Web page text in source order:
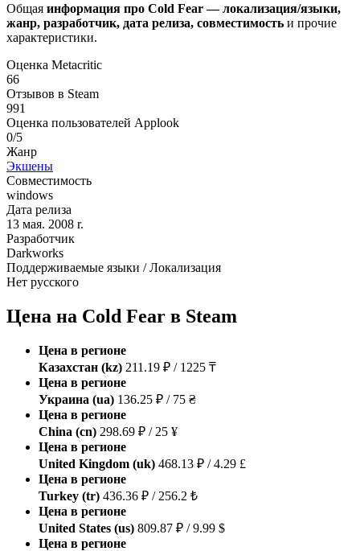
Общая информация про Cold Fear — локализация/языки,
жанр, разработчик, дата релиза, совместимость и прочие
характеристики.
Оценка Metacritic
66
Отзывов в Steam
991
Оценка пользователей Applook
0/5
Жанр
Экшены
Совместимость
windows
Дата релиза
13 мая. 2008 r.
Разработчик
Darkworks
Поддерживаемые языки / Локализация
Нет русского
Цена на Cold Fear в Steam
Цена в регионе
Казахстан (kz) 211.19 ₽ / 1225 ₸
Цена в регионе
Украина (ua) 136.25 ₽ / 75 ₴
Цена в регионе
China (cn) 298.69 ₽ / 25 ¥
Цена в регионе
United Kingdom (uk) 468.13 ₽ / 4.29 £
Цена в регионе
Turkey (tr) 436.36 ₽ / 256.2 ₺
Цена в регионе
United States (us) 809.87 ₽ / 9.99 $
Цена в регионе